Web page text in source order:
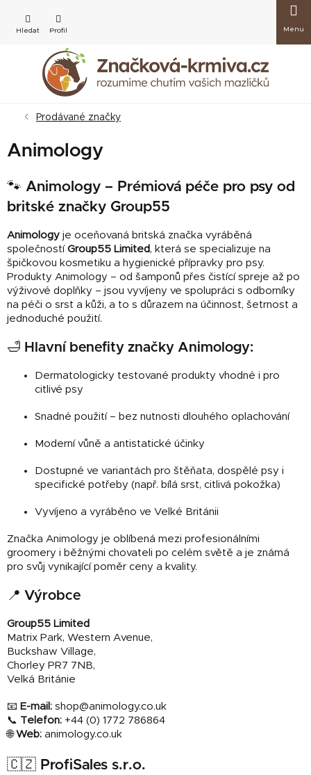
obsah
košík
Prodávané značky
Animology
🐾 Animology – Prémiová péče pro psy od
britské značky Group55
Animology je oceňovaná britská značka vyráběná
společností Group55 Limited , která se specializuje na
špičkovou kosmetiku a hygienické přípravky pro psy.
Produkty Animology – od šamponů přes čistící spreje až po
výživové doplňky – jsou vyvíjeny ve spolupráci s odborníky
na péči o srst a kůži, a to s důrazem na účinnost, šetrnost a
jednoduché použití.
🛁 Hlavní benefity značky Animology:
Dermatologicky testované produkty vhodné i pro
citlivé psy
Snadné použití – bez nutnosti dlouhého oplachování
Moderní vůně a antistatické účinky
Dostupné ve variantách pro štěňata, dospělé psy i
specifické potřeby (např. bílá srst, citlivá pokožka)
Vyvíjeno a vyráběno ve Velké Británii
Značka Animology je oblíbená mezi profesionálními
groomery i běžnými chovateli po celém světě a je známá
pro svůj vynikající poměr ceny a kvality.
📍 Výrobce
Group55 Limited
Matrix Park, Western Avenue,
Buckshaw Village,
Chorley PR7 7NB,
Velká Británie
📧 E-mail: shop@animology.co.uk
📞 Telefon: +44 (0) 1772 786864
🌐Web: animology.co.uk
🇨🇿 ProfiSales s.r.o.